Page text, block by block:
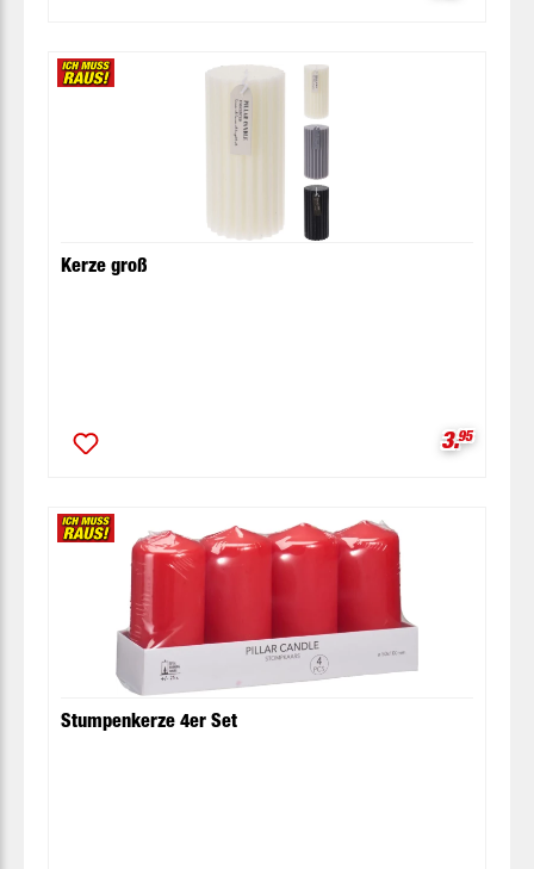
Kerze groß
3.95
Stumpenkerze 4er Set